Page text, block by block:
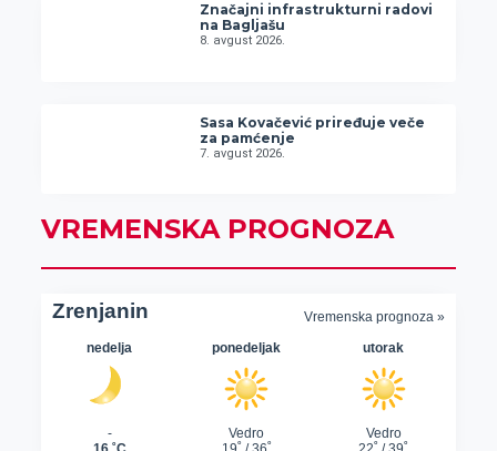
Značajni infrastrukturni radovi
na Bagljašu
8. avgust 2026.
Sasa Kovačević priređuje veče
za pamćenje
7. avgust 2026.
VREMENSKA PROGNOZA